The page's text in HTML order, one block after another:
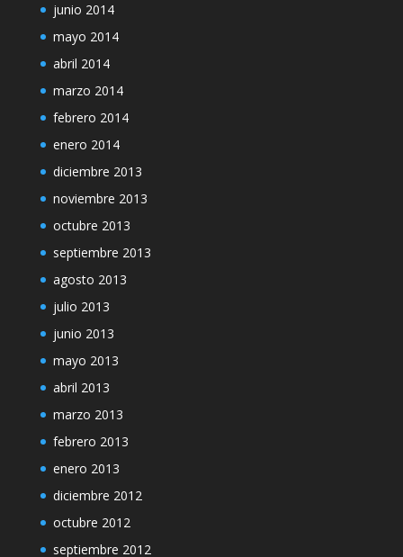
junio 2014
mayo 2014
abril 2014
marzo 2014
febrero 2014
enero 2014
diciembre 2013
noviembre 2013
octubre 2013
septiembre 2013
agosto 2013
julio 2013
junio 2013
mayo 2013
abril 2013
marzo 2013
febrero 2013
enero 2013
diciembre 2012
octubre 2012
septiembre 2012